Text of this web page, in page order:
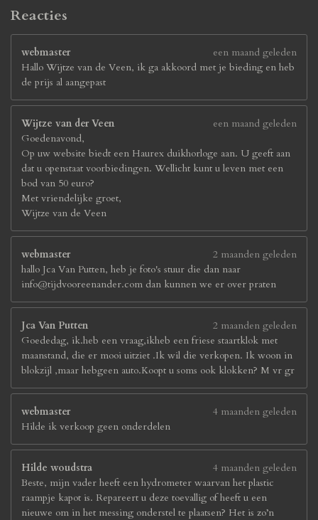
Reacties
webmaster
een maand geleden
Hallo Wijtze van de Veen, ik ga akkoord met je bieding en heb
de prijs al aangepast
Wijtze van der Veen
een maand geleden
Goedenavond,
Op uw website biedt een Haurex duikhorloge aan. U geeft aan
dat u openstaat voorbiedingen. Wellicht kunt u leven met een
bod van 50 euro?
Met vriendelijke groet,
Wijtze van de Veen
webmaster
2 maanden geleden
hallo Jca Van Putten, heb je foto's stuur die dan naar
info@tijdvooreenander.com dan kunnen we er over praten
Jca Van Putten
2 maanden geleden
Goededag, ik.heb een vraag,ikheb een friese staartklok met
maanstand, die er mooi uitziet .Ik wil die verkopen. Ik woon in
blokzijl ,maar hebgeen auto.Koopt u soms ook klokken? M vr gr
webmaster
4 maanden geleden
Hilde ik verkoop geen onderdelen
Hilde woudstra
4 maanden geleden
Beste, mijn vader heeft een hydrometer waarvan het plastic
raampje kapot is. Repareert u deze toevallig of heeft u een
nieuwe om in het messing onderstel te plaatsen? Het is zo’n